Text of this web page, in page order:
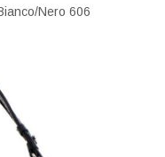
Nero 606